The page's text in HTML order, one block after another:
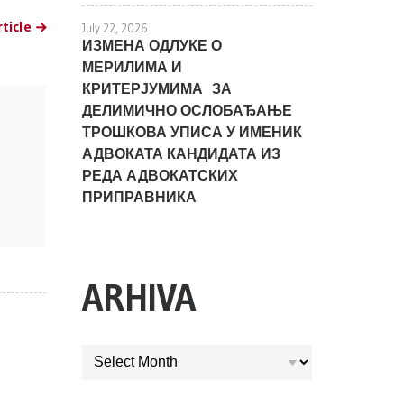
July 22, 2026
ИЗМЕНА ОДЛУКЕ О
МЕРИЛИМА И
КРИТЕРЈУМИМА ЗА
ДЕЛИМИЧНО ОСЛОБАЂАЊЕ
ТРОШКОВА УПИСА У ИМЕНИК
АДВОКАТА КАНДИДАТА ИЗ
РЕДА АДВОКАТСКИХ
ПРИПРАВНИКА
ARHIVA
ARHIVA